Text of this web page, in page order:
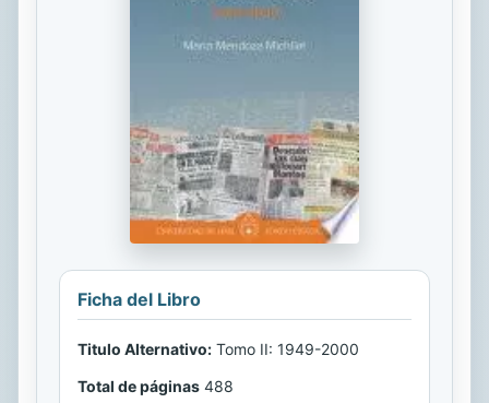
Ficha del Libro
Titulo Alternativo: Tomo II: 1949-2000
Total de páginas 488